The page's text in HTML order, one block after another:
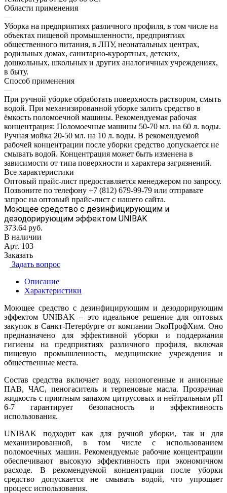
Области применения
—
Уборка на предприятиях различного профиля, в том числе на
объектах пищевой промышленности, предприятиях
общественного питания, в ЛПУ, неонатальных центрах,
родильных домах, санитарно-курортных, детских,
дошкольных, школьных и других аналогичных учреждениях,
в быту.
Способ применения
—
При ручной уборке обработать поверхность раствором, смыть
водой. При механизированной уборке залить средство в
ёмкость поломоечной машины. Рекомендуемая рабочая
концентрация: Поломоечные машины 50-70 мл. на 60 л. воды.
Ручная мойка 20-50 мл. на 10 л. воды. В рекомендуемой
рабочей концентрации после уборки средство допускается не
смывать водой. Концентрация может быть изменена в
зависимости от типа поверхности и характера загрязнений.
Все характеристики
Оптовый прайс-лист предоставляется менеджером по запросу.
Позвоните по телефону +7 (812) 679-99-79 или отправьте
запрос на оптовый прайс-лист с нашего сайта.
Моющее средство с дезинфицирующим и
дезодорирующим эффектом UNIBAK
373.64 руб.
В наличии
Арт. 103
Заказать
Задать вопрос
Описание
Характеристики
Моющее средство с дезинфицирующим и дезодорирующим
эффектом UNIBAK – это идеальное решение для оптовых
закупок в Санкт-Петербурге от компании ЭкоПрофХим. Оно
предназначено для эффективной уборки и поддержания
гигиены на предприятиях различного профиля, включая
пищевую промышленность, медицинские учреждения и
общественные места.
Состав средства включает воду, неионогенные и анионные
ПАВ, ЧАС, пеногаситель и терпеновые масла. Прозрачная
жидкость с приятным запахом цитрусовых и нейтральным рН
6-7 гарантирует безопасность и эффективность
использования.
UNIBAK подходит как для ручной уборки, так и для
механизированной, в том числе с использованием
поломоечных машин. Рекомендуемые рабочие концентрации
обеспечивают высокую эффективность при экономичном
расходе. В рекомендуемой концентрации после уборки
средство допускается не смывать водой, что упрощает
процесс использования.